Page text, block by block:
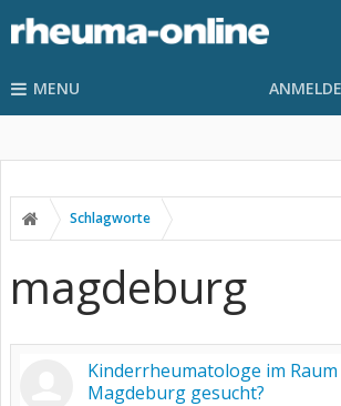
MENU
Schlagworte
magdeburg
Kinderrheumatologe im Raum
Magdeburg gesucht?